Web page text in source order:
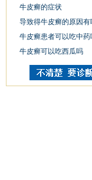
牛皮癣的症状
导致得牛皮癣的原因有
牛皮癣患者可以吃中药
牛皮癣可以吃西瓜吗